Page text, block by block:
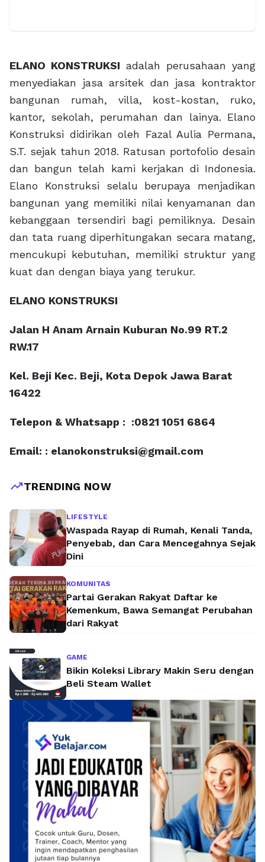
ELANO KONSTRUKSI adalah perusahaan yang
menyediakan jasa arsitek dan jasa kontraktor
bangunan rumah, villa, kost-kostan, ruko,
kantor, sekolah, perumahan dan lainya. Elano
Konstruksi didirikan oleh Fazal Aulia Permana,
S.T. sejak tahun 2018. Ratusan portofolio desain
dan bangun telah kami kerjakan di Indonesia.
Elano Konstruksi selalu berupaya menjadikan
bangunan yang memiliki nilai kenyamanan dan
kebanggaan tersendiri bagi pemiliknya. Desain
dan tata ruang diperhitungakan secara matang,
mencukupi kebutuhan, memiliki struktur yang
kuat dan dengan biaya yang terukur.
ELANO KONSTRUKSI
Jalan H Anam Arnain Kuburan No.99 RT.2
RW.17
Kel. Beji Kec. Beji, Kota Depok Jawa Barat
16422
Telepon & Whatsapp : :0821 1051 6864
Email: : elanokonstruksi@gmail.com
trending_upTRENDING NOW
LIFESTYLE
Waspada Rayap di Rumah, Kenali Tanda,
Penyebab, dan Cara Mencegahnya Sejak
Dini
KOMUNITAS
Partai Gerakan Rakyat Daftar ke
Kemenkum, Bawa Semangat Perubahan
dari Rakyat
GAME
Bikin Koleksi Library Makin Seru dengan
Beli Steam Wallet